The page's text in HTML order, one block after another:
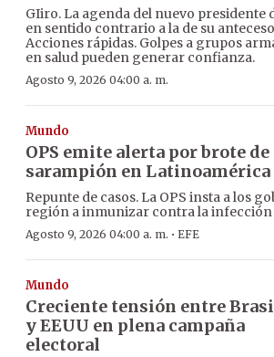
GIiro. La agenda del nuevo presidente
en sentido contrario a la de su
Acciones rápidas. Golpes a grupos
en salud pueden generar confianza.
Agosto 9, 2026 04:00 a. m.
Mundo
OPS emite alerta por brote de
sarampión en Latinoamérica
Repunte de casos. La OPS insta a los
región a inmunizar contra la infección
Agosto 9, 2026 04:00 a. m. · EFE
Mundo
Creciente tensión entre
y EEUU en plena campaña
electoral